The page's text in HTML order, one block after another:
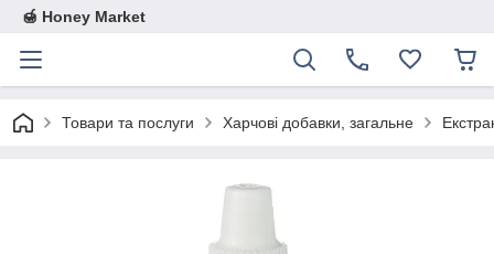
🍯 Honey Market
Товари та послуги Харчові добавки, загальне